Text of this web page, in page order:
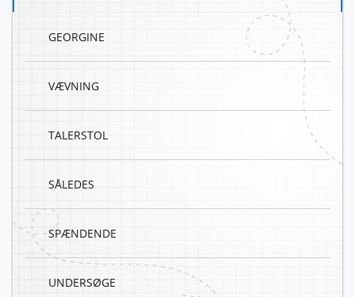
GEORGINE
VÆVNING
TALERSTOL
SÅLEDES
SPÆNDENDE
UNDERSØGE